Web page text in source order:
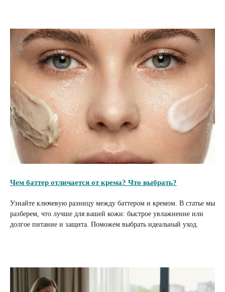
Чем баттер отличается от крема? Что выбрать?
Узнайте ключевую разницу между баттером и кремом. В статье мы
разберем, что лучше для вашей кожи: быстрое увлажнение или
долгое питание и защита. Поможем выбрать идеальный уход.